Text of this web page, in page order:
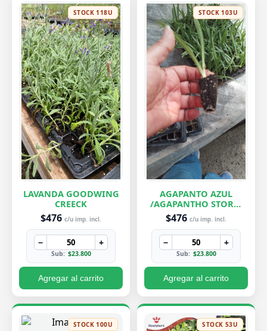
STOCK 118U
LAVANDA GOODWING
CREECK
$476 c/u imp. incl.
− +
Sub: $23.800
Agregar al carrito
STOCK 103U
AGAPANTO AZUL
/AGAPANTHO STORM
CLOUD
$476 c/u imp. incl.
− +
Sub: $23.800
Agregar al carrito
STOCK 100U STOCK 53U